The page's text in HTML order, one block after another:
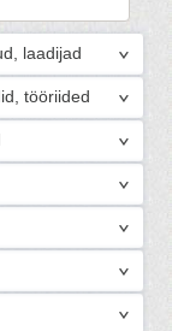
laadijad
tööriided